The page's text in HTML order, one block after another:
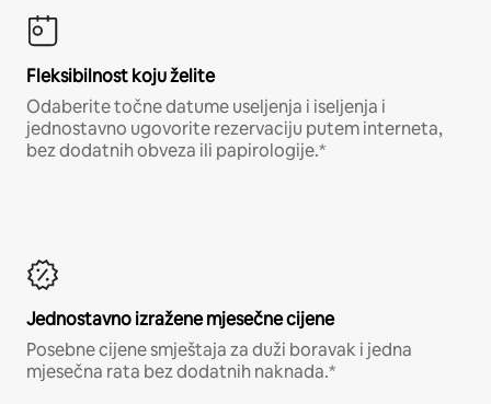
Fleksibilnost koju želite
Odaberite točne datume useljenja i iseljenja i
jednostavno ugovorite rezervaciju putem interneta,
bez dodatnih obveza ili papirologije.*
Jednostavno izražene mjesečne cijene
Posebne cijene smještaja za duži boravak i jedna
mjesečna rata bez dodatnih naknada.*